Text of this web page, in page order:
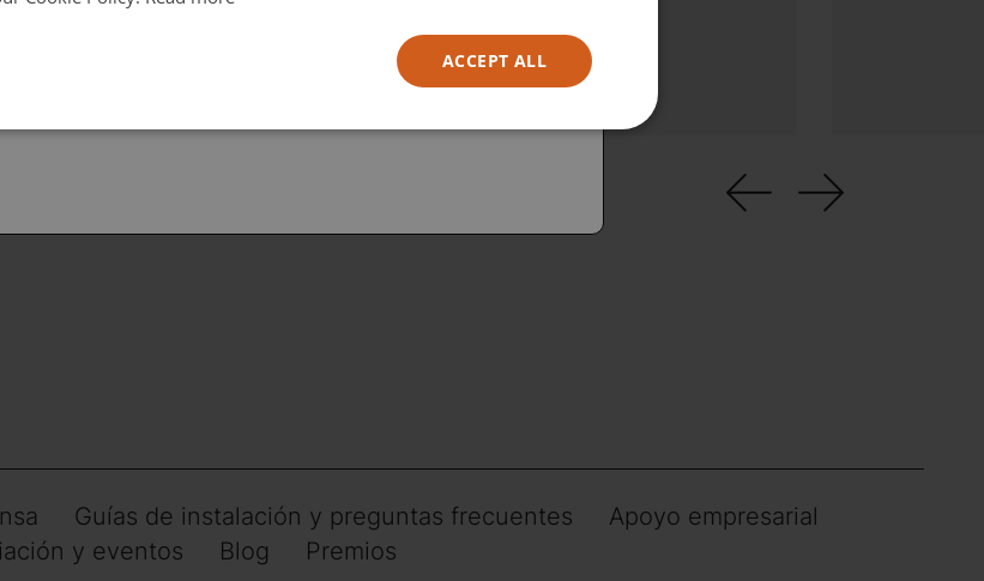
inteligentes
Guías de instalación y preguntas frecuentes
Apoyo empresarial
y eventos
Blog Premios
ACCEPT ALL